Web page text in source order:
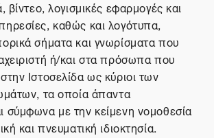
βίντεο, λογισμικές εφαρμογές και
καθώς και λογότυπα,
σήματα και γνωρίσματα που
ή/και στα πρόσωπα που
Ιστοσελίδα ως κύριοι των
τα οποία άπαντα
σύμφωνα με την κείμενη νομοθεσία
και πνευματική ιδιοκτησία.